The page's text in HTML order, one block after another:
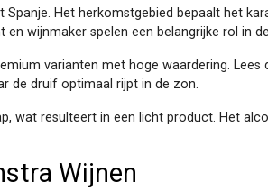
Het herkomstgebied bepaalt het
wijnmaker spelen een belangrijke rol in
varianten met hoge waardering.
de druif optimaal rijpt in de zon.
wat resulteert in een licht product. Het
Wijnen